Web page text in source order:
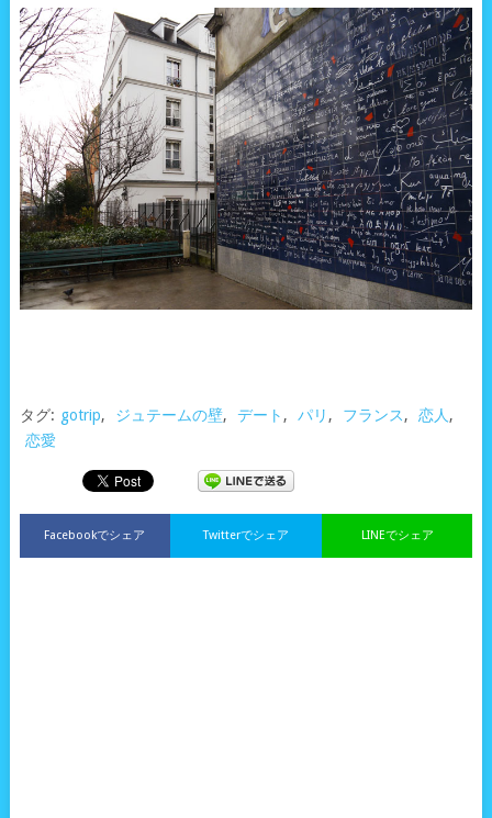
タグ: gotrip, ジュテームの壁, デート , パリ , フランス, 恋人,
恋愛
Facebookでシェア LINEでシェア
Twitterでシェア